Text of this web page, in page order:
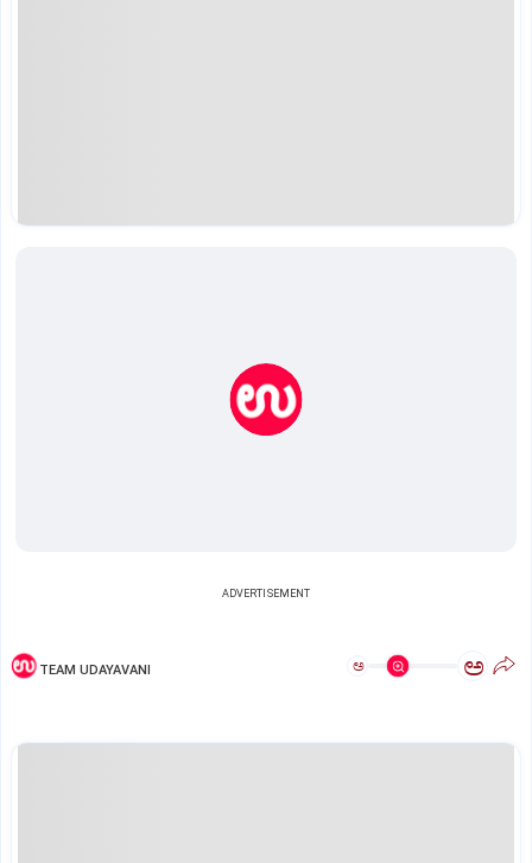
ADVERTISEMENT
TEAM UDAYAVANI ಅ ಅ